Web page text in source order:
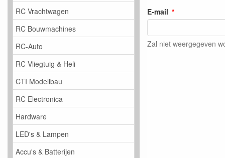
RC Vrachtwagen
RC Bouwmachines
RC-Auto
RC Vliegtuig & Heli
CTI Modellbau
RC Electronica
Hardware
LED's & Lampen
Accu's & Batterijen
E-mail
Zal niet weergegeven